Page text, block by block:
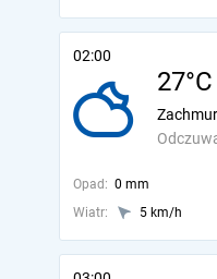
02:00
27°C
Opad: 0 mm
Wiatr:
5 km/h